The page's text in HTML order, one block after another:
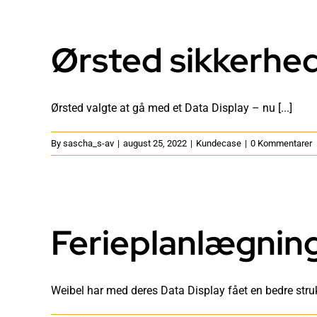
Ørsted
Ørsted valgte at gå med et Data Display – nu [...]
By sascha_s-av | august 25, 2022 | Kundecase | 0 Kommentarer
Weibel har med deres Data Display fået en bedre